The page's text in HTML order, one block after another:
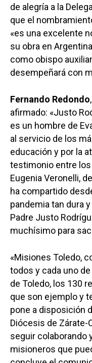
de alegría a la
que el
«es una excelente
su obra en
como obispo
desempeñará con
Fernando Redondo
afirmado: «Justo
es un hombre de
al servicio de los
educación y por la
testimonio entre
Eugenia Veronelli,
ha compartido
pandemia tan dura
Padre Justo
muchísimo para
«Misiones Toledo,
todos y cada uno
de Toledo, los 130
que son ejemplo y
pone a disposición
Diócesis de Zárate-
seguir colaborando
misioneros que